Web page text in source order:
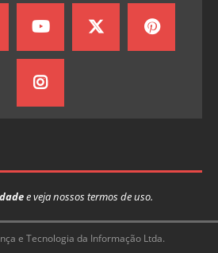
e veja nossos termos de uso.
e Tecnologia da Informação Ltda.